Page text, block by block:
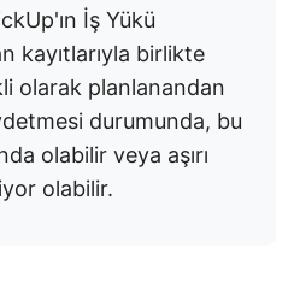
İş Yükü
kayıtlarıyla birlikte
olarak planlanandan
durumunda, bu
olabilir veya aşırı
olabilir.